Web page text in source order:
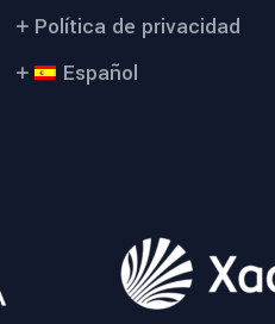
Política de privacidad
Español